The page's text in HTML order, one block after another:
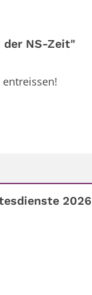
der NS-Zeit"
entreissen!
2026
2026